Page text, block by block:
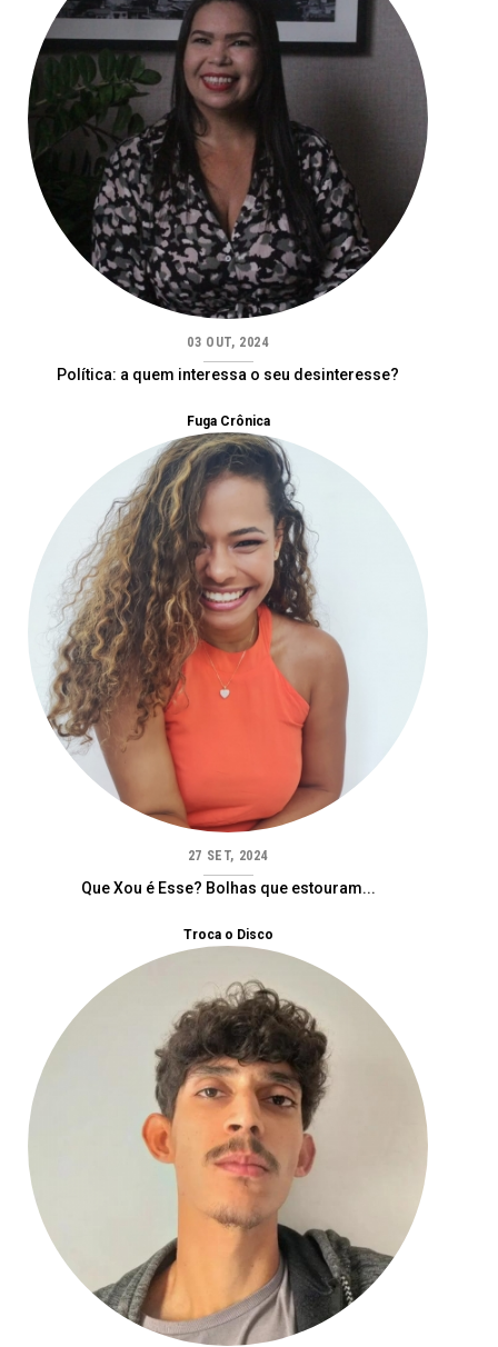
03 OUT, 2024
Política: a quem interessa o seu desinteresse?
Fuga Crônica
27 SET, 2024
Que Xou é Esse? Bolhas que estouram...
Troca o Disco